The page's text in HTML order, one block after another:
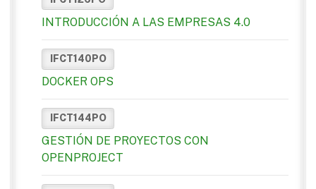
INTRODUCCIÓN A LAS EMPRESAS 4.0
IFCT140PO
DOCKER OPS
IFCT144PO
GESTIÓN DE PROYECTOS CON
OPENPROJECT